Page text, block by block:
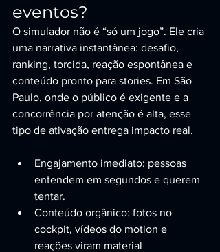
eventos?
O simulador não é “só um jogo”. Ele cria
uma narrativa instantânea: desafio,
ranking, torcida, reação espontânea e
conteúdo pronto para stories. Em São
Paulo, onde o público é exigente e a
concorrência por atenção é alta, esse
tipo de ativação entrega impacto real.
Engajamento imediato: pessoas
entendem em segundos e querem
tentar.
Conteúdo orgânico: fotos no
cockpit, vídeos do motion e
reações viram material